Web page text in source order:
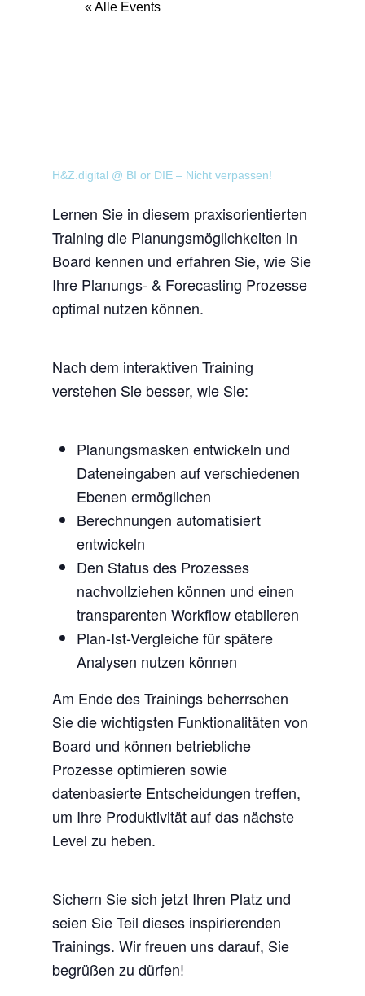
« Alle Events
H&Z.digital @ BI or DIE – Nicht verpassen!
Lernen Sie in diesem praxisorientierten
Training die Planungsmöglichkeiten in
Board kennen und erfahren Sie, wie Sie
Ihre Planungs- & Forecasting Prozesse
optimal nutzen können.
Nach dem interaktiven Training
verstehen Sie besser, wie Sie:
Planungsmasken entwickeln und
Dateneingaben auf verschiedenen
Ebenen ermöglichen
Berechnungen automatisiert
entwickeln
Den Status des Prozesses
nachvollziehen können und einen
transparenten Workflow etablieren
Plan-Ist-Vergleiche für spätere
Analysen nutzen können
Am Ende des Trainings beherrschen
Sie die wichtigsten Funktionalitäten von
Board und können betriebliche
Prozesse optimieren sowie
datenbasierte Entscheidungen treffen,
um Ihre Produktivität auf das nächste
Level zu heben.
Sichern Sie sich jetzt Ihren Platz und
seien Sie Teil dieses inspirierenden
Trainings. Wir freuen uns darauf, Sie
begrüßen zu dürfen!